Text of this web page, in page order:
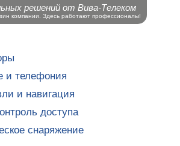
и телефония
и навигация
доступа
снаряжение
решений от Вива-Телеком
компании. Здесь работают профессионалы!